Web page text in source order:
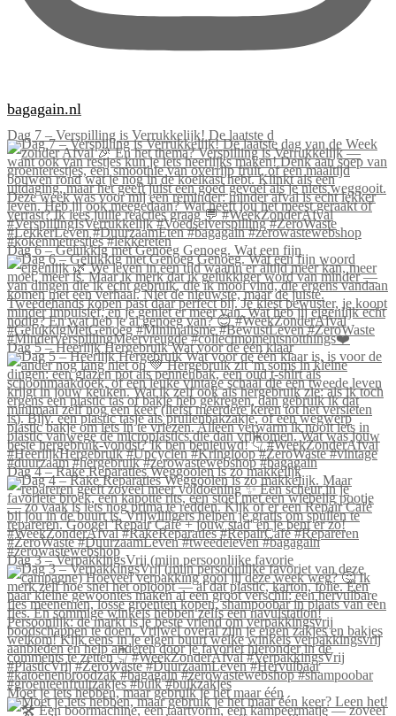
bagagain.nl
Dag 7 – Verspilling is Verrukkelijk! De laatste d
Dag 6 – Gelukkig met Genoeg Genoeg. Wat een fijn
Dag 5 – Heerlijk Hergebruik Wat voor de één klaar
Dag 4 – Rake Reparaties Weggooien is zo makkelijk
Dag 3 – VerpakkingsVrij (mijn persoonlijke favorie
Moet je iets hebben, maar gebruik je het maar één